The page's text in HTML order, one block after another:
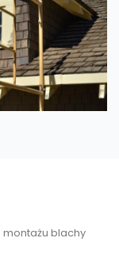
montażu blachy